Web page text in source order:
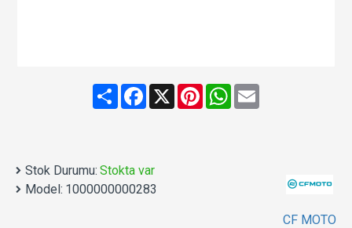
ShareFacebook
X PinterestWhatsApp
Email
Stok Durumu: Stokta var
Model: 1000000000283
CF MOTO